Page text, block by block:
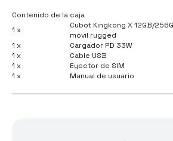
Contenido de la caja
1 x
Cubot Kingkong X 12GB/
móvil rugged
1 x
Cargador PD 33W
1 x
Cable USB
1 x
Eyector de SIM
1 x
Manual de usuario